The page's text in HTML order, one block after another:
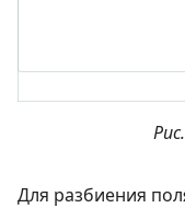
Для разбиения